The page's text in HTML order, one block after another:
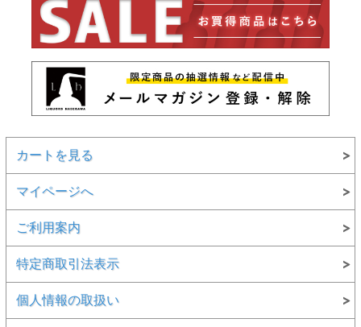
カートを見る
マイページへ
ご利用案内
特定商取引法表示
個人情報の取扱い